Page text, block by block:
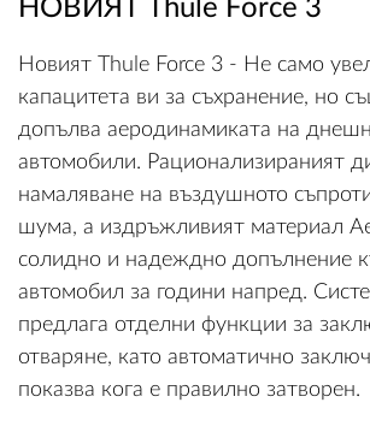
НОВИЯТ Thule Force 3
Новият Thule Force 3 - Не само
капацитета ви за съхранение, но
допълва аеродинамиката на
автомобили. Рационализираният
намаляване на въздушното
шума, а издръжливият материал
солидно и надеждно допълнение
автомобил за години напред.
предлага отделни функции за
отваряне, като автоматично
показва кога е правилно затворен.